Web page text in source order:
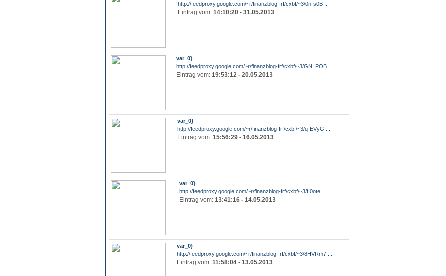
http://feedproxy.google.com/~r/finanzblog-frf/cxbf/~3/0n-s0B ...
Eintrag vom: 14:10:20 - 31.05.2013
var_0}
http://feedproxy.google.com/~r/finanzblog-frf/cxbf/~3/GN_POB ...
Eintrag vom: 19:53:12 - 20.05.2013
var_0}
http://feedproxy.google.com/~r/finanzblog-frf/cxbf/~3/q-EVyG ...
Eintrag vom: 15:56:29 - 16.05.2013
var_0}
http://feedproxy.google.com/~r/finanzblog-frf/cxbf/~3/fI0ote ...
Eintrag vom: 13:41:16 - 14.05.2013
var_0}
http://feedproxy.google.com/~r/finanzblog-frf/cxbf/~3/8HVRm7 ...
Eintrag vom: 11:58:04 - 13.05.2013